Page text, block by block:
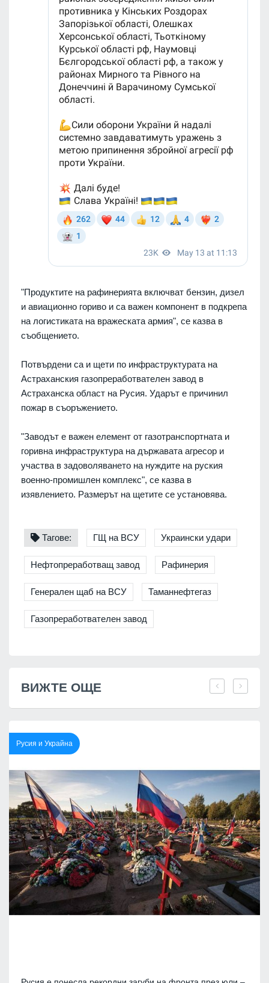
"Продуктите на рафинерията включват бензин, дизел
и авиационно гориво и са важен компонент в подкрепа
на логистиката на вражеската армия", се казва в
съобщението.
Потвърдени са и щети по инфраструктурата на
Астраханския газопреработвателен завод в
Астраханска област на Русия. Ударът е причинил
пожар в съоръжението.
"Заводът е важен елемент от газотранспортната и
горивна инфраструктура на държавата агресор и
участва в задоволяването на нуждите на руския
военно-промишлен комплекс", се казва в
изявлението. Размерът на щетите се установява.
Тагове: ГЩ на ВСУ Украински удари
Нефтопреработващ завод Рафинерия
Генерален щаб на ВСУ Таманнефтегаз
Газопреработвателен завод
ВИЖТЕ ОЩЕ
Русия и Украйна